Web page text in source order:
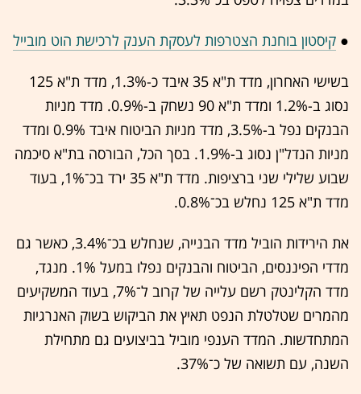
● קיסטון בוחנת הצטרפות לעסקת הענק לרכישת הוט מובייל
בשישי האחרון, מדד ת"א 35 איבד כ-1.3%, מדד ת"א 125
נסוג ב-1.2% ומדד ת"א 90 נשחק ב-0.9%. מדד מניות
הבנקים נפל ב-3.5%, מדד מניות הביטוח איבד 0.9% ומדד
מניות הנדל"ן נסוג ב-1.9%. בסך הכל, הבורסה בת"א סיכמה
שבוע שלילי שני ברציפות. מדד ת"א 35 ירד בכ־1%, בעוד
מדד ת"א 125 נחלש בכ־0.8%.
את הירידות הוביל מדד הבנייה, שנחלש בכ־3.4%, כאשר גם
מדדי הפיננסים, הביטוח והבנקים נפלו במעל 1%. מנגד,
מדד הקלינטק רשם עלייה של קרוב ל־7%, בעוד המשקיעים
מהמרים שטלטלת הנפט תאיץ את הביקוש בשוק האנרגיות
המתחדשות. המדד הענפי מוביל בביצועים גם מתחילת
השנה, עם תשואה של כ־37%.